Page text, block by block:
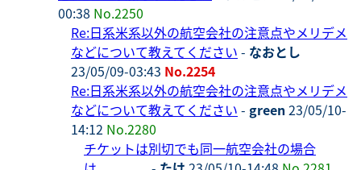
00:38 No.2250
Re:日系米系以外の航空会社の注意点やメリデメ
などについて教えてください - なおとし
23/05/09-03:43 No.2254
Re:日系米系以外の航空会社の注意点やメリデメ
などについて教えてください - green 23/05/10-
14:12 No.2280
チケットは別切でも同一航空会社の場合